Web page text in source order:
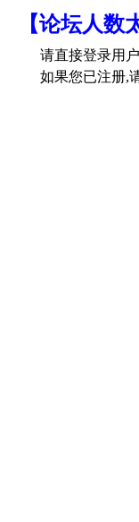
【论坛人
请直接登录用
如果您已注册,